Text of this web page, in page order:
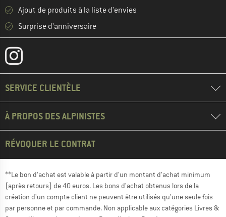
Ajout de produits à la liste d'envies
Surprise d'anniversaire
SERVICE CLIENTÈLE
À PROPOS DES ALPINISTES
RÉVOQUER LE CONTRAT
**Le bon d'achat est valable à partir d'un montant d'achat minimum
(après retours) de 40 euros. Les bons d'achat obtenus lors de la
création d'un compte client ne peuvent être utilisés qu'une seule fois
par personne et par commande. Non applicable aux catégories Livres &